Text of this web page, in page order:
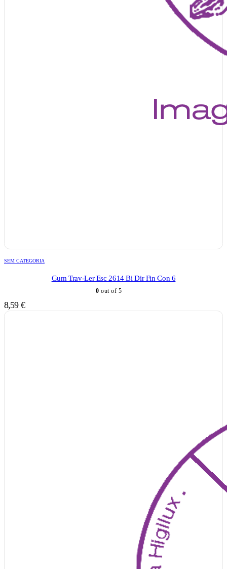
SEM CATEGORIA
Gum Trav-Ler Esc 2614 Bi Dir Fin Con 6
0 out of 5
8,59 €